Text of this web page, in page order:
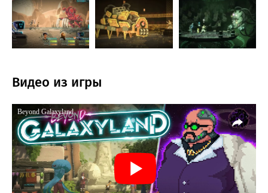
Видео из игры
Beyond Galaxyland